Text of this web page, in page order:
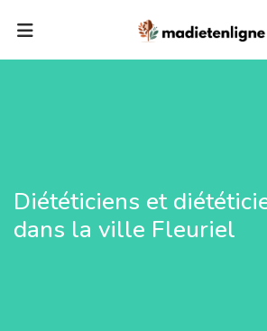
Diététiciens et
dans la ville Fleuriel